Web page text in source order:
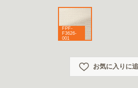
FPF-
F3626-
001
お気に入りに